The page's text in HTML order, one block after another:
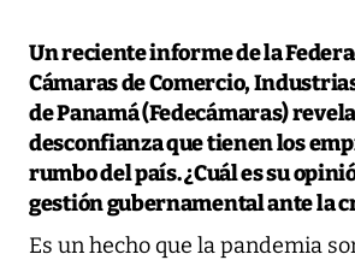
Un reciente informe de la
Cámaras de Comercio,
de Panamá (Fedecámaras)
desconfianza que tienen los
rumbo del país. ¿Cuál es su
gestión gubernamental ante la
Es un hecho que la pandemia